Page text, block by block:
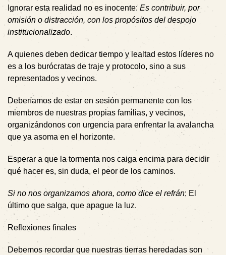
Ignorar esta realidad no es inocente: Es contribuir, por
omisión o distracción, con los propósitos del despojo
institucionalizado.
A quienes deben dedicar tiempo y lealtad estos líderes no
es a los burócratas de traje y protocolo, sino a sus
representados y vecinos.
Deberíamos de estar en sesión permanente con los
miembros de nuestras propias familias, y vecinos,
organizándonos con urgencia para enfrentar la avalancha
que ya asoma en el horizonte.
Esperar a que la tormenta nos caiga encima para decidir
qué hacer es, sin duda, el peor de los caminos.
Si no nos organizamos ahora, como dice el refrán: El
último que salga, que apague la luz.
Reflexiones finales
Debemos recordar que nuestras tierras heredadas son